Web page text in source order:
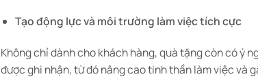
Tạo động lực và môi trường làm việc tích cực
Không chỉ dành cho khách hàng, quà tặng còn có ý
được ghi nhận, từ đó nâng cao tinh thần làm việc và